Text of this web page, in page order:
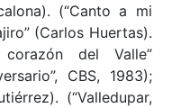
(“Canto a mi
(Carlos Huertas).
corazón del Valle”
CBS, 1983);
(“Valledupar,